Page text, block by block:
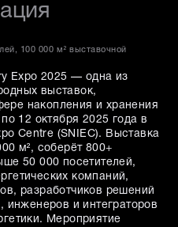
100 000 м² выставочной
Expo 2025 — одна из
выставок,
накопления и хранения
12 октября 2025 года в
Centre (SNIEC). Выставка
м², соберёт 800+
50 000 посетителей,
компаний,
разработчиков решений
инженеров и интеграторов
Мероприятие